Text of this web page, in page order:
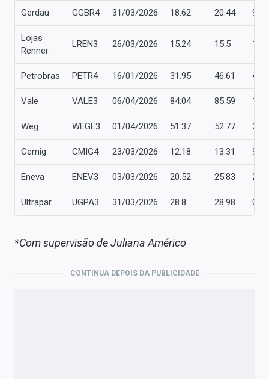
Gerdau GGBR4 31/03/2026 18.62 20.44
Lojas
Renner
LREN3 26/03/2026 15.24 15.5
Petrobras PETR4 16/01/2026 31.95 46.61
Vale VALE3 06/04/2026 84.04 85.59
Weg WEGE3 01/04/2026 51.37 52.77
Cemig CMIG4 23/03/2026 12.18 13.31
Eneva ENEV3 03/03/2026 20.52 25.83
Ultrapar UGPA3 31/03/2026 28.8 28.98
*Com supervisão de Juliana Américo
CONTINUA DEPOIS DA PUBLICIDADE